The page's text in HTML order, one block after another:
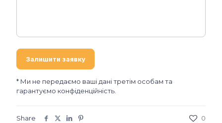
* Ми не передаємо ваші дані третім особам та
гарантуємо конфіденційність.
Share 0